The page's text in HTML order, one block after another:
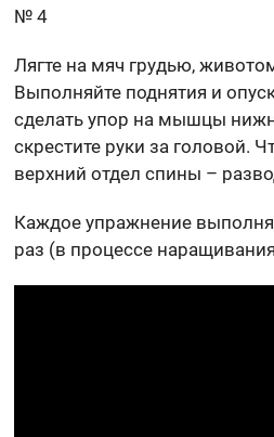
№ 4
Лягте на мяч грудью,
Выполняйте поднятия и
сделать упор на мышцы
скрестите руки за головой.
верхний отдел спины –
Каждое упражнение
раз (в процессе